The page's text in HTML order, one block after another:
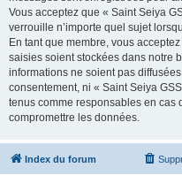
Vous acceptez que « Saint Seiya
verrouille n’importe quel sujet
En tant que membre, vous
saisies soient stockées dans notre
informations ne soient pas
consentement, ni « Saint Seiya
tenus comme responsables en cas
compromettre les données.
Index du forum